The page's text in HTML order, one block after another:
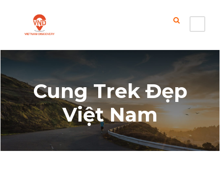
Cung Trek Đẹp
Việt Nam